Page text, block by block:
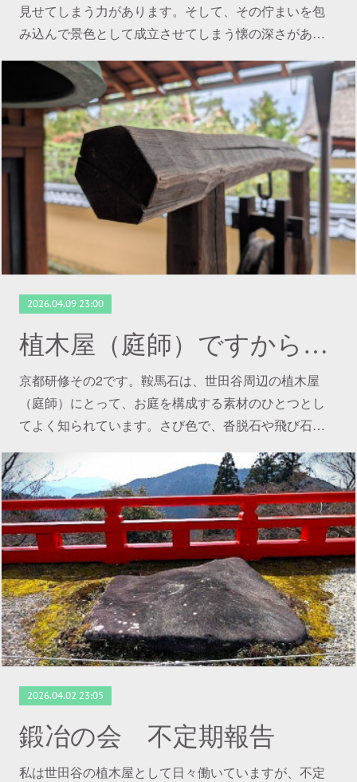
見せてしまう力があります。そして、その佇まいを包
み込んで景色として成立させてしまう懐の深さがあ…
2026.04.09 23:00
植木屋（庭師）ですから京都研修 ～ その２
京都研修その2です。鞍馬石は、世田谷周辺の植木屋
（庭師）にとって、お庭を構成する素材のひとつとし
てよく知られています。さび色で、沓脱石や飛び石…
2026.04.02 23:05
鍛冶の会 不定期報告
私は世田谷の植木屋として日々働いていますが、不定